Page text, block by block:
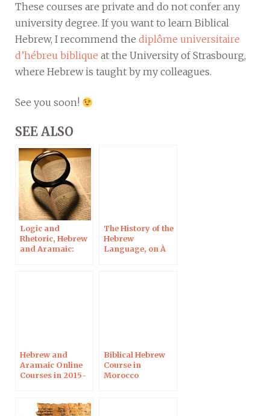
These courses are private and do not confer any
university degree. If you want to learn Biblical
Hebrew, I recommend the diplôme universitaire
d’hébreu biblique at the University of Strasbourg,
where Hebrew is taught by my colleagues.
See you soon!
SEE ALSO
Logic and
Rhetoric, Hebrew
and Aramaic:
The History of the
Hebrew
Language, on À
Hebrew and
Aramaic Online
Courses in 2015-
Biblical Hebrew
Course in
Morocco